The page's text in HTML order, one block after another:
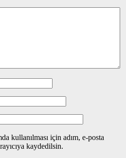
kullanılması için adım, e-posta
kaydedilsin.